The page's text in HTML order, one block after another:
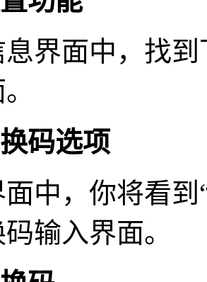
界面中，找
码选项
中，你将看
输入界面。